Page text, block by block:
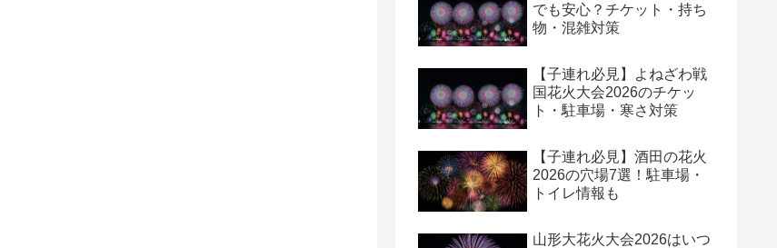
でも安心？チケット・持ち
物・混雑対策
【子連れ必見】よねざわ戦
国花火大会2026のチケッ
ト・駐車場・寒さ対策
【子連れ必見】酒田の花火
2026の穴場7選！駐車場・
トイレ情報も
山形大花火大会2026はいつ